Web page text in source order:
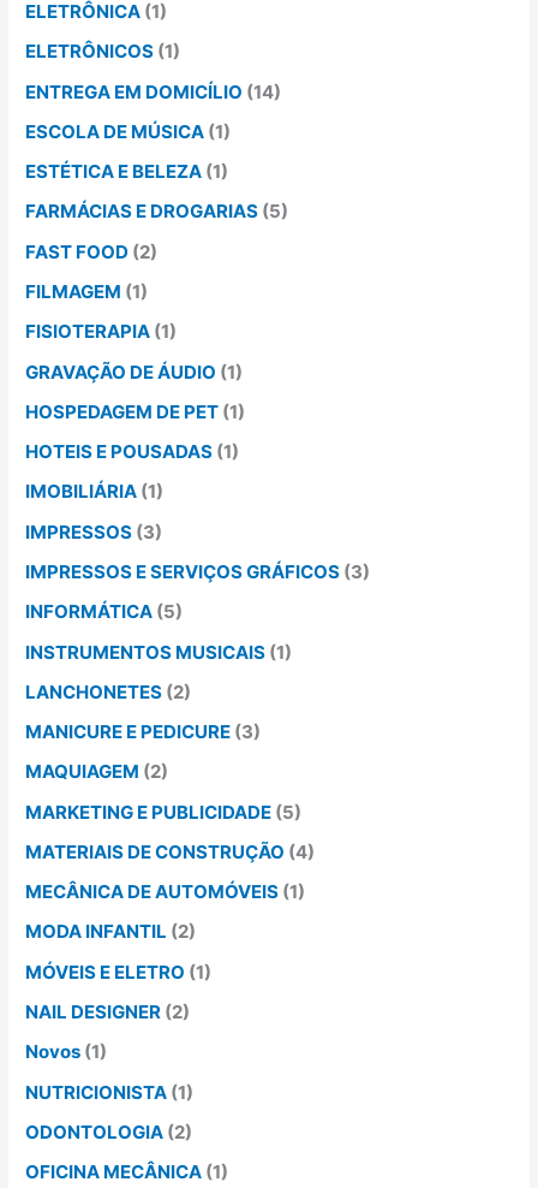
ELETRÔNICA (1)
ELETRÔNICOS (1)
ENTREGA EM DOMICÍLIO (14)
ESCOLA DE MÚSICA (1)
ESTÉTICA E BELEZA (1)
FARMÁCIAS E DROGARIAS (5)
FAST FOOD (2)
FILMAGEM (1)
FISIOTERAPIA (1)
GRAVAÇÃO DE ÁUDIO (1)
HOSPEDAGEM DE PET (1)
HOTEIS E POUSADAS (1)
IMOBILIÁRIA (1)
IMPRESSOS (3)
IMPRESSOS E SERVIÇOS GRÁFICOS (3)
INFORMÁTICA (5)
INSTRUMENTOS MUSICAIS (1)
LANCHONETES (2)
MANICURE E PEDICURE (3)
MAQUIAGEM (2)
MARKETING E PUBLICIDADE (5)
MATERIAIS DE CONSTRUÇÃO (4)
MECÂNICA DE AUTOMÓVEIS (1)
MODA INFANTIL (2)
MÓVEIS E ELETRO (1)
NAIL DESIGNER (2)
Novos (1)
NUTRICIONISTA (1)
ODONTOLOGIA (2)
OFICINA MECÂNICA (1)